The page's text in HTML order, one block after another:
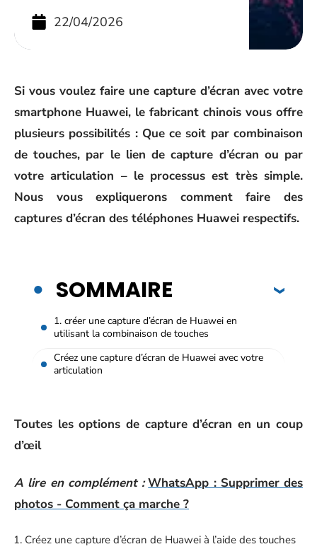
22/04/2026
Si vous voulez faire une capture d’écran avec votre
smartphone Huawei, le fabricant chinois vous offre
plusieurs possibilités : Que ce soit par combinaison
de touches, par le lien de capture d’écran ou par
votre articulation – le processus est très simple.
Nous vous expliquerons comment faire des
captures d’écran des téléphones Huawei respectifs.
SOMMAIRE
1. créer une capture d’écran de Huawei en
utilisant la combinaison de touches
Créez une capture d’écran de Huawei avec votre
articulation
Toutes les options de capture d’écran en un coup
d’œil
A lire en complément : WhatsApp : Supprimer des
photos - Comment ça marche ?
Créez une capture d’écran de Huawei à l’aide des touches